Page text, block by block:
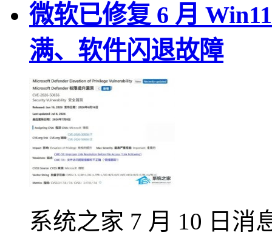
微软已修复 6 月
满、软件闪退故障
系统之家 7 月 10 日消